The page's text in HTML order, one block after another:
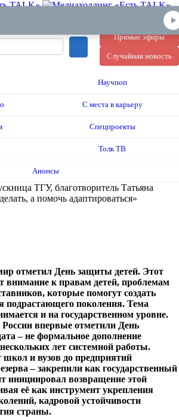
Прямые эфиры
Случайная новость
Научпоп
С места в карьеру
Спецпроекты
Толк ТВ
Анонсы
ТГУ, благотворитель Татьяна
а помочь адаптироваться»
отметил День защиты детей. Этот
внимание к правам детей, проблемам
которые помогут создать
подрастающего поколения. Тема
и на государственном уровне.
России впервые отметили День
– не формальное дополнение
лет системной работы.
школ и вузов до предприятий
– закрепили как государственный
инициировал возвращение этой
её как инструмент укрепления
кадровой устойчивости
страны.